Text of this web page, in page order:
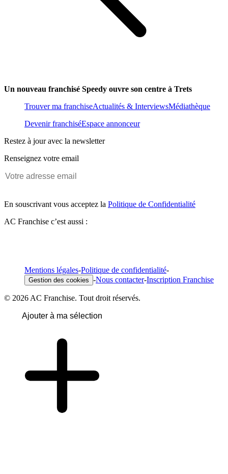
Un nouveau franchisé Speedy ouvre son centre à Trets
Trouver ma franchiseActualités & InterviewsMédiathèque
Devenir franchiséEspace annonceur
Restez à jour avec la newsletter
Renseignez votre email
En souscrivant vous acceptez la Politique de Confidentialité
AC Franchise c’est aussi :
Mentions légales-Politique de confidentialité-
Gestion des cookies -Nous contacter-Inscription Franchise
© 2026 AC Franchise. Tout droit réservés.
Ajouter à ma sélection